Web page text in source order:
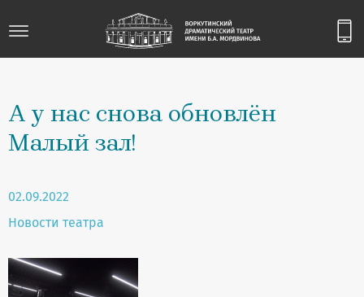
А у нас снова обновлён
Малый зал!
02.09.2022
Новости театра